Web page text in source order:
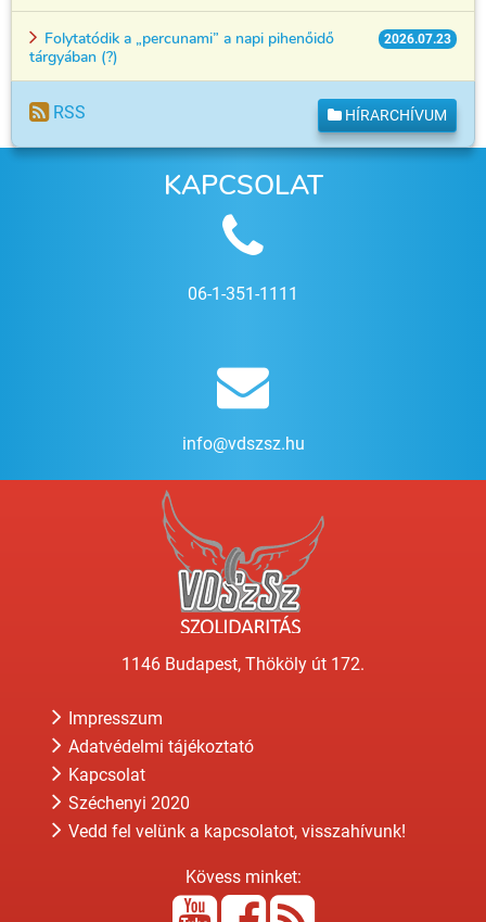
2026.07.23
Folytatódik a „percunami” a napi pihenőidő
tárgyában (?)
RSS HÍRARCHÍVUM
KAPCSOLAT
06-1-351-1111
info@vdszsz.hu
1146 Budapest, Thököly út 172.
Impresszum
Adatvédelmi tájékoztató
Kapcsolat
Széchenyi 2020
Vedd fel velünk a kapcsolatot, visszahívunk!
Kövess minket: